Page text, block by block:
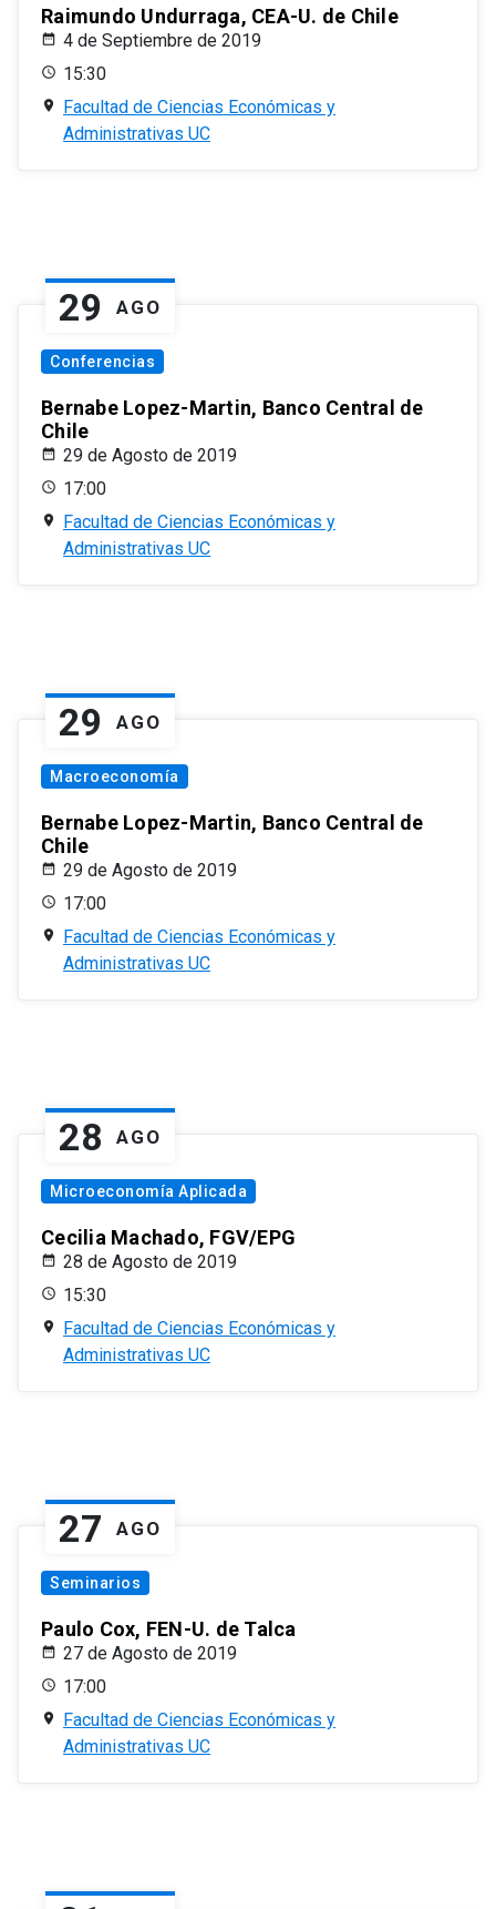
Raimundo Undurraga, CEA-U. de Chile
4 de Septiembre de 2019
15:30
Facultad de Ciencias Económicas y
Administrativas UC
29 AGO
Conferencias
Bernabe Lopez-Martin, Banco Central de
Chile
29 de Agosto de 2019
17:00
Facultad de Ciencias Económicas y
Administrativas UC
29 AGO
Macroeconomía
Bernabe Lopez-Martin, Banco Central de
Chile
29 de Agosto de 2019
17:00
Facultad de Ciencias Económicas y
Administrativas UC
28 AGO
Microeconomía Aplicada
Cecilia Machado, FGV/EPG
28 de Agosto de 2019
15:30
Facultad de Ciencias Económicas y
Administrativas UC
27 AGO
Seminarios
Paulo Cox, FEN-U. de Talca
27 de Agosto de 2019
17:00
Facultad de Ciencias Económicas y
Administrativas UC